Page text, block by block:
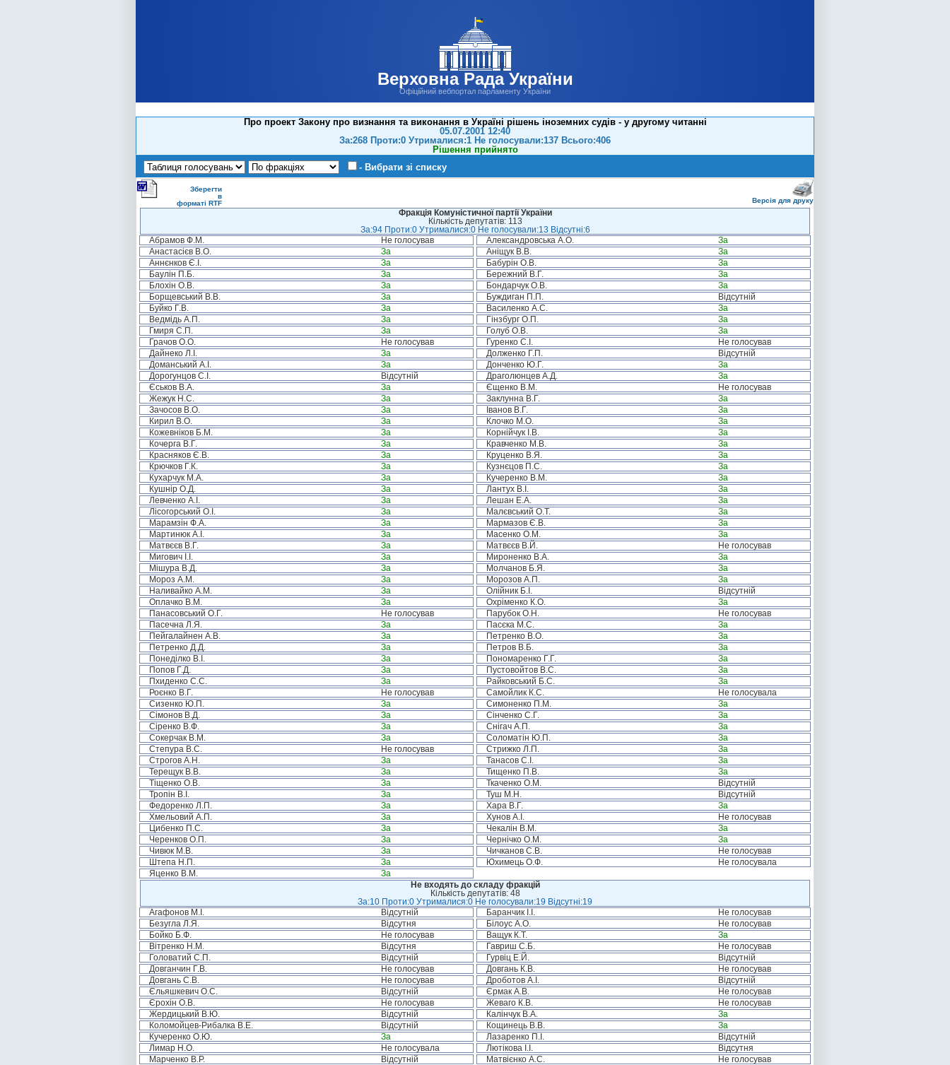
Верховна Рада України
Офіційний вебпортал парламенту України
Про проект Закону про визнання та виконання в Україні рішень іноземних судів - у другому читанні
05.07.2001 12:40
За:268 Проти:0 Утрималися:1 Не голосували:137 Всього:406
Рішення прийнято
- Вибрати зі списку
Зберегти
в
форматі RTF
Версія для друку
Фракція Комуністичної партії України
Кількість депутатів: 113
За:94 Проти:0 Утрималися:0 Не голосували:13 Відсутні:6
Абрамов Ф.М.
Не голосував Александровська А.О.
За
Анастасієв В.О.
За Аніщук В.В.
За
Аннєнков Є.І.
За Бабурін О.В.
За
Баулін П.Б.
За Бережний В.Г.
За
Блохін О.В.
За Бондарчук О.В.
За
Борщевський В.В.
За Буждиган П.П.
Відсутній
Буйко Г.В.
За Василенко А.С.
За
Ведмідь А.П.
За Гінзбург О.П.
За
Гмиря С.П.
За Голуб О.В.
За
Грачов О.О.
Не голосував Гуренко С.І.
Не голосував
Дайнеко Л.І.
За Долженко Г.П.
Відсутній
Доманський А.І.
За Донченко Ю.Г.
За
Дорогунцов С.І.
Відсутній Драголюнцев А.Д.
За
Єськов В.А.
За Єщенко В.М.
Не голосував
Жежук Н.С.
За Заклунна В.Г.
За
Зачосов В.О.
За Іванов В.Г.
За
Кирил В.О.
За Клочко М.О.
За
Кожевніков Б.М.
За Корнійчук І.В.
За
Кочерга В.Г.
За Кравченко М.В.
За
Красняков Є.В.
За Круценко В.Я.
За
Крючков Г.К.
За Кузнєцов П.С.
За
Кухарчук М.А.
За Кучеренко В.М.
За
Кушнір О.Д.
За Лантух В.І.
За
Левченко А.І.
За Лешан Е.А.
За
Лісогорський О.І.
За Малєвський О.Т.
За
Марамзін Ф.А.
За Мармазов Є.В.
За
Мартинюк А.І.
За Масенко О.М.
За
Матвєєв В.Г.
За Матвєєв В.Й.
Не голосував
Мигович І.І.
За Мироненко В.А.
За
Мішура В.Д.
За Молчанов Б.Я.
За
Мороз А.М.
За Морозов А.П.
За
Наливайко А.М.
За Олійник Б.І.
Відсутній
Оплачко В.М.
За Охріменко К.О.
За
Панасовський О.Г.
Не голосував Парубок О.Н.
Не голосував
Пасечна Л.Я.
За Пасєка М.С.
За
Пейгалайнен А.В.
За Петренко В.О.
За
Петренко Д.Д.
За Петров В.Б.
За
Понеділко В.І.
За Пономаренко Г.Г.
За
Попов Г.Д.
За Пустовойтов В.С.
За
Пхиденко С.С.
За Райковський Б.С.
За
Роєнко В.Г.
Не голосував Самойлик К.С.
Не голосувала
Сизенко Ю.П.
За Симоненко П.М.
За
Сімонов В.Д.
За Сінченко С.Г.
За
Сіренко В.Ф.
За Снігач А.П.
За
Сокерчак В.М.
За Соломатін Ю.П.
За
Степура В.С.
Не голосував Стрижко Л.П.
За
Строгов А.Н.
За Танасов С.І.
За
Терещук В.В.
За Тищенко П.В.
За
Тіщенко О.В.
За Ткаченко О.М.
Відсутній
Тропін В.І.
За Туш М.Н.
Відсутній
Федоренко Л.П.
За Хара В.Г.
За
Хмельовий А.П.
За Хунов А.І.
Не голосував
Цибенко П.С.
За Чекалін В.М.
За
Черенков О.П.
За Чернічко О.М.
За
Чивюк М.В.
За Чичканов С.В.
Не голосував
Штепа Н.П.
За Юхимець О.Ф.
Не голосувала
Яценко В.М.
За
Не входять до складу фракцій
Кількість депутатів: 48
За:10 Проти:0 Утрималися:0 Не голосували:19 Відсутні:19
Агафонов М.І.
Відсутній Баранчик І.І.
Не голосував
Безугла Л.Я.
Відсутня Білоус А.О.
Не голосував
Бойко Б.Ф.
Не голосував Ващук К.Т.
За
Вітренко Н.М.
Відсутня Гавриш С.Б.
Не голосував
Головатий С.П.
Відсутній Гурвіц Е.Й.
Відсутній
Довганчин Г.В.
Не голосував Довгань К.В.
Не голосував
Довгань С.В.
Не голосував Дроботов А.І.
Відсутній
Єльяшкевич О.С.
Відсутній Єрмак А.В.
Не голосував
Єрохін О.В.
Не голосував Жеваго К.В.
Не голосував
Жердицький В.Ю.
Відсутній Калінчук В.А.
За
Коломойцев-Рибалка В.Е.
Відсутній Кощинець В.В.
За
Кучеренко О.Ю.
За Лазаренко П.І.
Відсутній
Лимар Н.О.
Не голосувала Лютікова І.І.
Відсутня
Марченко В.Р.
Відсутній Матвієнко А.С.
Не голосував